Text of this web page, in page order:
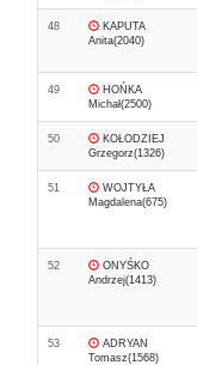
48
KAPUTA
Anita(2040)
49
HOŃKA
Michał(2500)
50
KOŁODZIEJ
Grzegorz(1326)
51
WOJTYŁA
Magdalena(675)
52
ONYŚKO
Andrzej(1413)
53
ADRYAN
Tomasz(1568)